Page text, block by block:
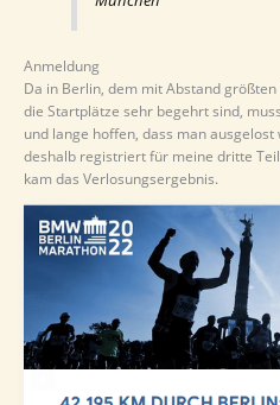
Anmeldung
Da in Berlin, dem mit Abstand
die Startplätze sehr begehrt sind,
und lange hoffen, dass man
deshalb registriert für meine dritte
kam das Verlosungsergebnis.